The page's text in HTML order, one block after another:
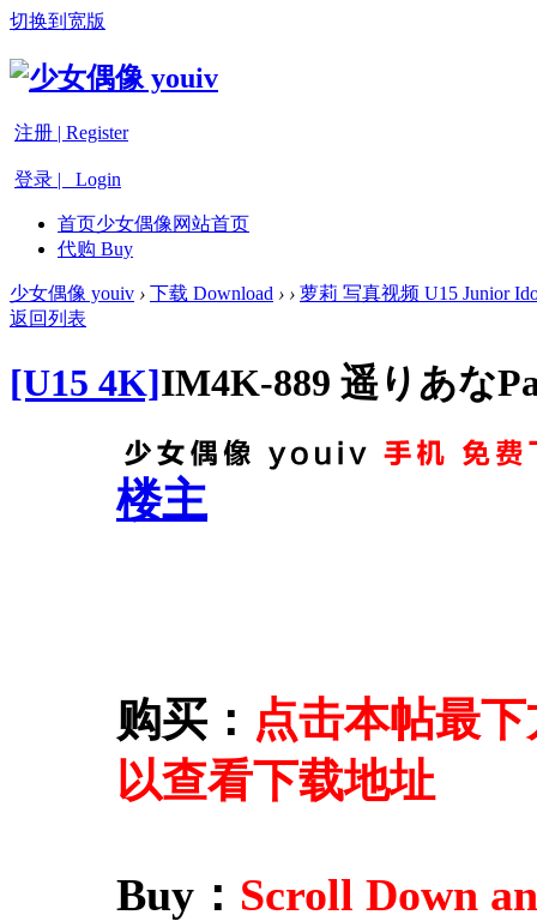
切换到宽版
注册 | Register
登录 | Login
首页少女偶像网站首页
代购 Buy
少女偶像 youiv › 下载 Download › › 萝莉 写真视频 U15 Junior
返回列表
[U15 4K]IM4K-889 遥りあな
楼主
购买： 点击本帖最
以查看下载地址
Buy： Scroll Down